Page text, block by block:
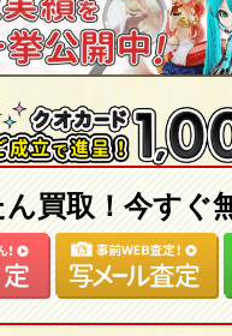
買取！今すぐ